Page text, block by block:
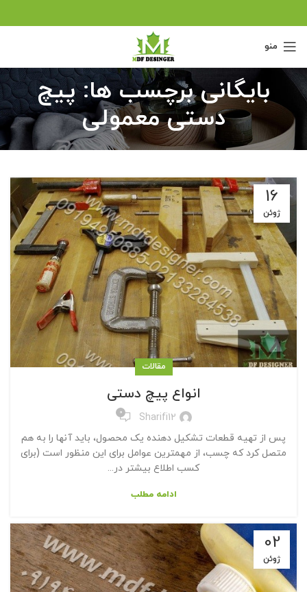
منو
بایگانی برچسب ها: پیچ
دستی معمولی
16
ژوئن
مقالات
انواع پیچ دستی
Sharifi12
0
پس از تهیه قطعات تشکیل دهنده یک محصول، باید آنها را به هم
متصل کرد که چسب، از مهمترین عوامل برای این منظور است (برای
کسب اطلاع بیشتر در...
ادامه مطلب
02
ژوئن